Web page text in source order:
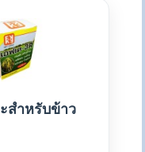
สำหรับข้าว